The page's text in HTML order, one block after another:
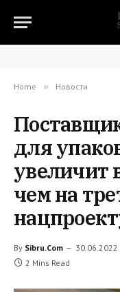
Home » Новости
для
увеличит
чем на
By Sibru.Com 30.06.2022
2 Mins Read